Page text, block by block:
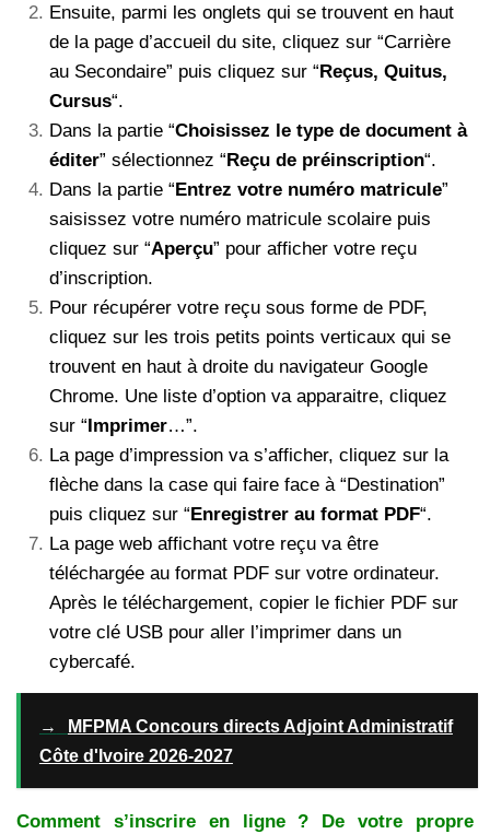
Ensuite, parmi les onglets qui se trouvent en haut
de la page d’accueil du site, cliquez sur “Carrière
au Secondaire” puis cliquez sur “Reçus, Quitus,
Cursus“.
Dans la partie “Choisissez le type de document à
éditer” sélectionnez “Reçu de préinscription“.
Dans la partie “Entrez votre numéro matricule”
saisissez votre numéro matricule scolaire puis
cliquez sur “Aperçu” pour afficher votre reçu
d’inscription.
Pour récupérer votre reçu sous forme de PDF,
cliquez sur les trois petits points verticaux qui se
trouvent en haut à droite du navigateur Google
Chrome. Une liste d’option va apparaitre, cliquez
sur “Imprimer…”.
La page d’impression va s’afficher, cliquez sur la
flèche dans la case qui faire face à “Destination”
puis cliquez sur “Enregistrer au format PDF“.
La page web affichant votre reçu va être
téléchargée au format PDF sur votre ordinateur.
Après le téléchargement, copier le fichier PDF sur
votre clé USB pour aller l’imprimer dans un
cybercafé.
→
MFPMA Concours directs Adjoint Administratif
Côte d'Ivoire 2026-2027
Comment s’inscrire en ligne ? De votre propre